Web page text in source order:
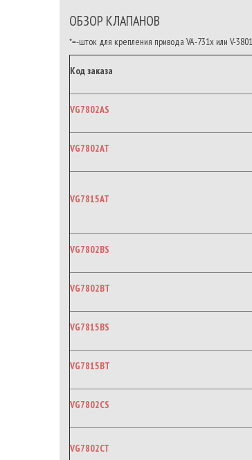
ОБЗОР КЛАПАНОВ
*=-шток для крепления привода VA-731x или V-3801
Код заказа
VG7802AS
VG7802AT
VG7815AT
VG7802BS
VG7802BT
VG7815BS
VG7815BT
VG7802CS
VG7802CT